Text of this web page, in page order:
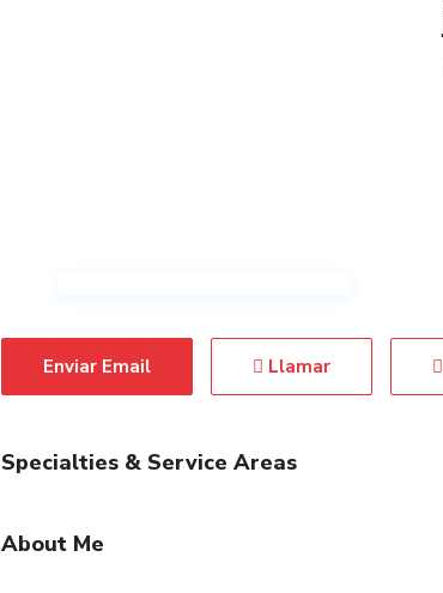
Enviar Email Llamar
Specialties & Service Areas
About Me